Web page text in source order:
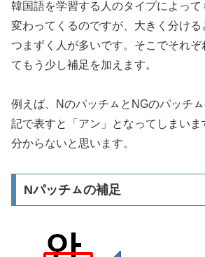
韓国語を学習する人のタイプによっ
変わってくるのですが、大きく分け
つまずく人が多いです。そこでそれ
てもう少し補足を加えます。
例えば、NのパッチㇺとNGのパッチ
記で表すと「アン」となってしまい
分からないと思います。
Nパッチㇺの補足